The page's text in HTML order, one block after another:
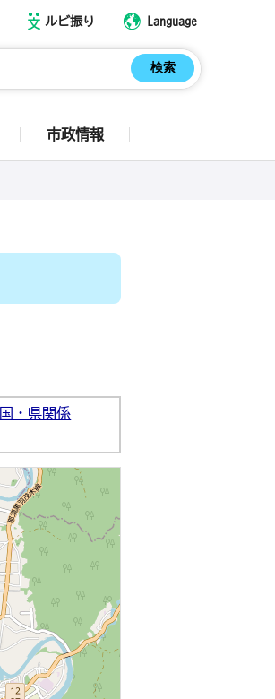
ルビ振り Language
市政情報
国・県関係